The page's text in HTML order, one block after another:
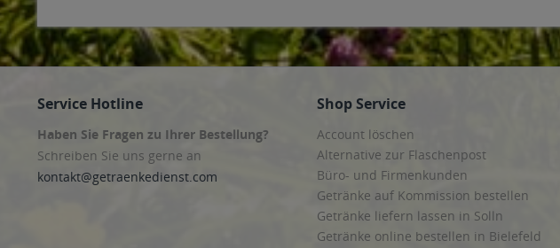
Service Hotline
Haben Sie Fragen zu Ihrer Bestellung?
Schreiben Sie uns gerne an
kontakt@getraenkedienst.com
Shop Service
Account löschen
Alternative zur Flaschenpost
Büro- und Firmenkunden
Getränke auf Kommission bestellen
Getränke liefern lassen in Solln
Getränke online bestellen in Bielefeld